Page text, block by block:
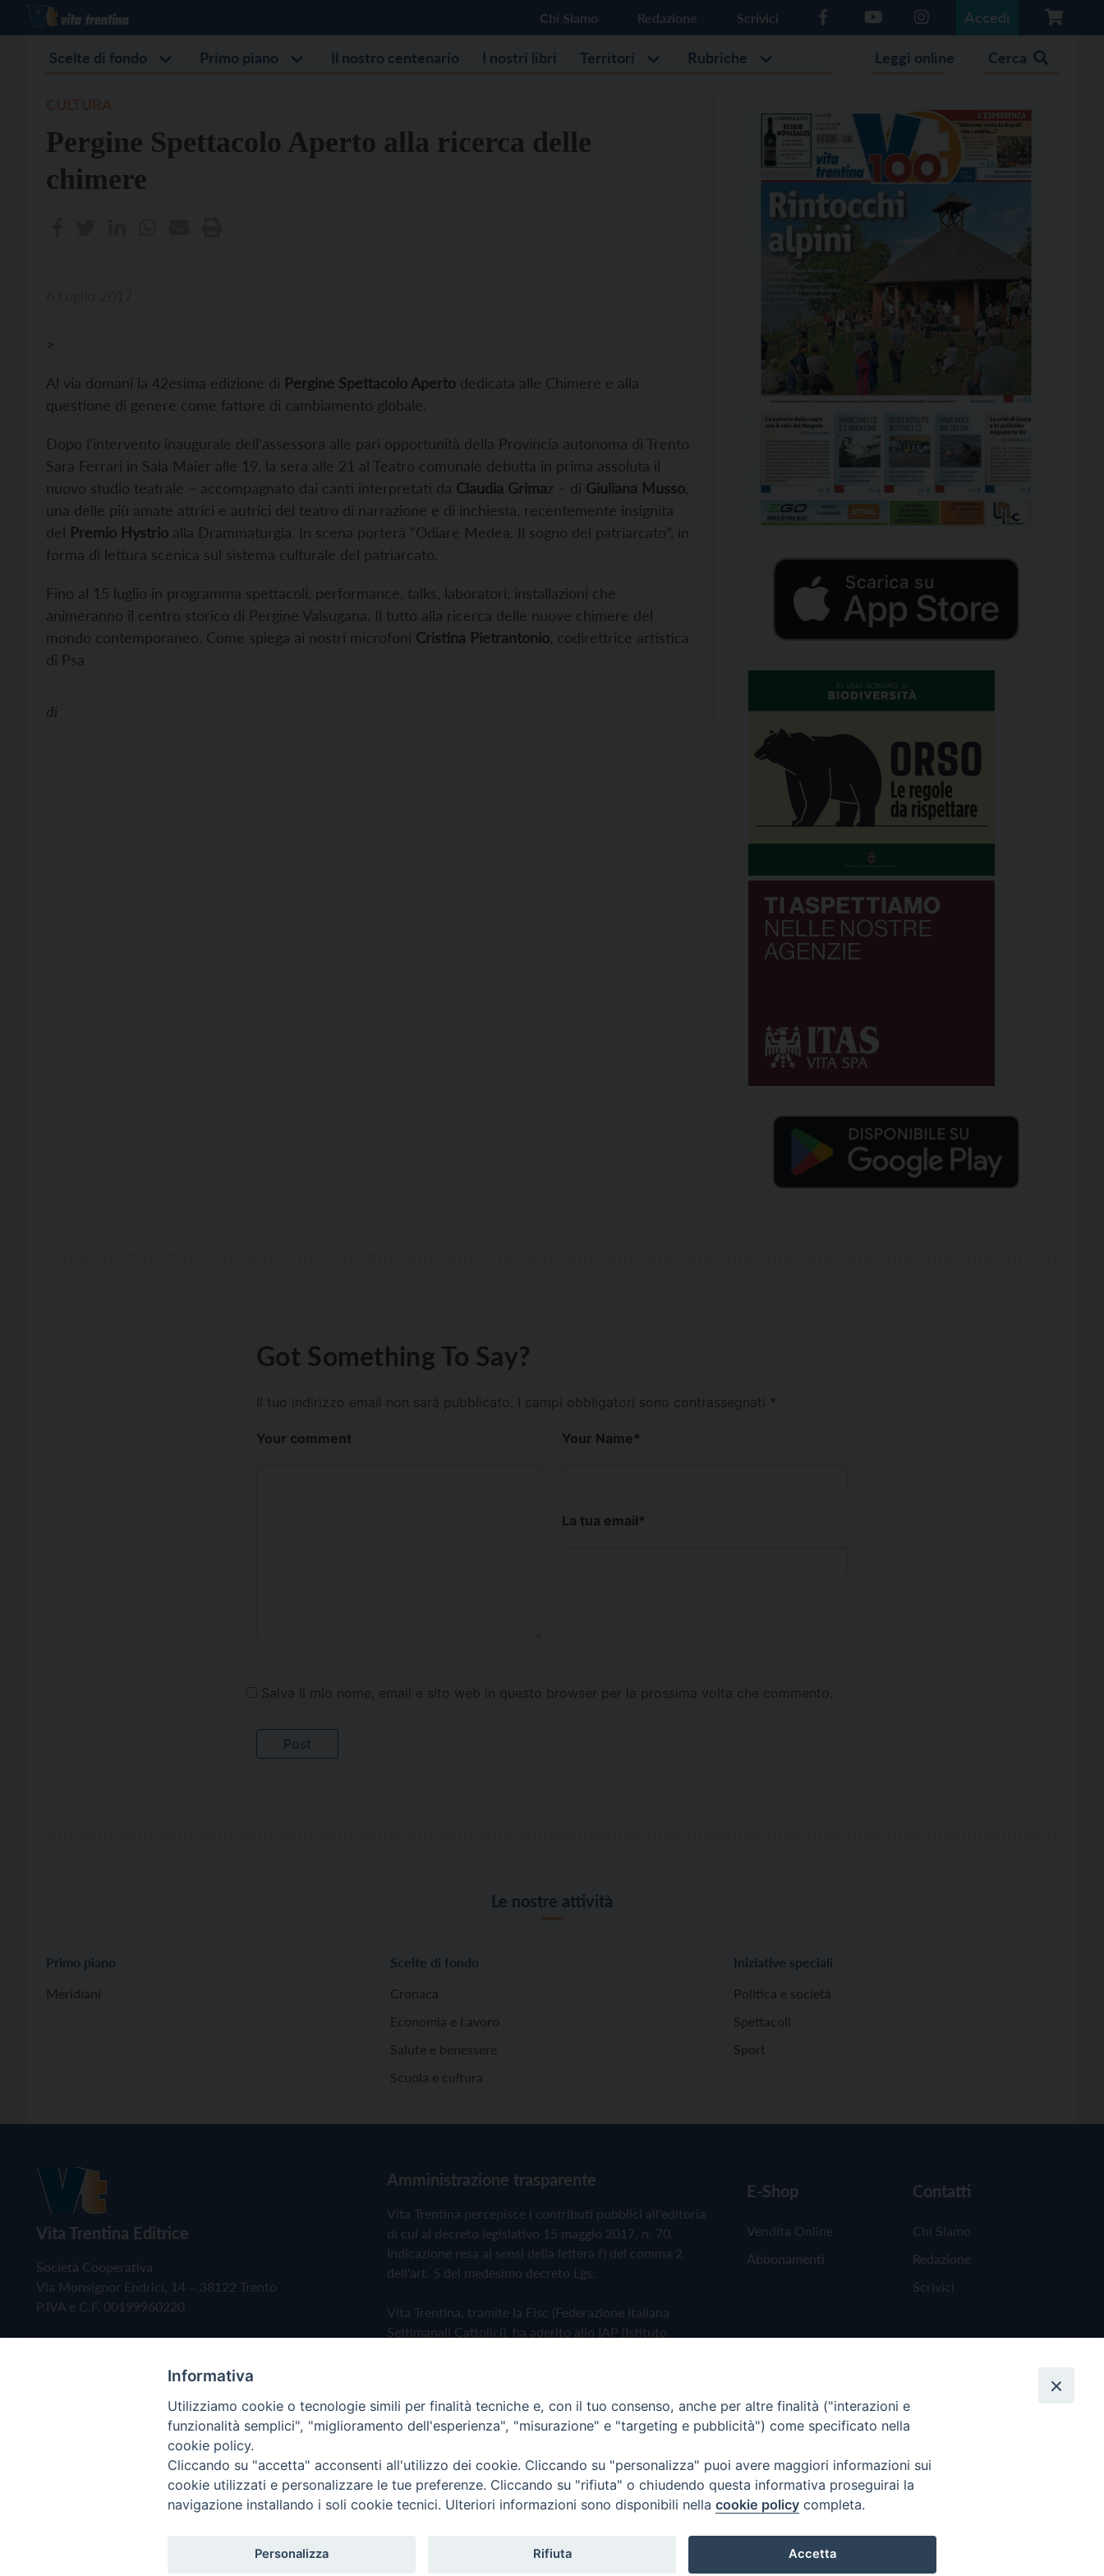
Chi Siamo Redazione Scrivici Accedi
Scelte di fondo Primo piano Il nostro centenario I nostri libri Territori Rubriche Leggi online Cerca
Pergine Spettacolo Aperto alla ricerca delle
chimere
>
Al via domani la 42esima edizione di Pergine Spettacolo Aperto dedicata alle Chimere e alla
questione di genere come fattore di cambiamento globale.
Dopo l’intervento inaugurale dell’assessora alle pari opportunità della Provincia autonoma di Trento
Sara Ferrari in Sala Maier alle 19, la sera alle 21 al Teatro comunale debutta in prima assoluta il
nuovo studio teatrale – accompagnato dai canti interpretati da Claudia Grimaz – di Giuliana Musso
una delle più amate attrici e autrici del teatro di narrazione e di inchiesta, recentemente insignita
del Premio Hystrio alla Drammaturgia. In scena porterà “Odiare Medea. Il sogno del patriarcato”, in
forma di lettura scenica sul sistema culturale del patriarcato.
Fino al 15 luglio in programma spettacoli, performance, talks, laboratori, installazioni che
animeranno il centro storico di Pergine Valsugana. Il tutto alla ricerca delle nuove chimere del
mondo contemporaneo. Come spiega ai nostri microfoni Cristina Pietrantonio , codirettrice artistica
di Psa
di
Got Something To Say?
Il tuo indirizzo email non sarà pubblicato. I campi obbligatori sono contrassegnati *
Your comment Your Name*
La tua email*
Salva il mio nome, email e sito web in questo browser per la prossima volta che commento.
Le nostre attività
Primo piano
Meridiani
Scelte di fondo
Cronaca
Economia e Lavoro
Salute e benessere
Scuola e cultura
Iniziative speciali
Politica e società
Spettacoli
Sport
Vita Trentina Editrice
Società Cooperativa
Via Monsignor Endrici, 14 – 38122 Trento
P.IVA e C.F. 00199960220
Amministrazione trasparente
Vita Trentina percepisce i contributi pubblici all'editoria
di cui al decreto legislativo 15 maggio 2017, n. 70.
Indicazione resa ai sensi della lettera f) del comma 2
dell'art. 5 del medesimo decreto Lgs.
Vita Trentina, tramite la Fisc (Federazione Italiana
Settimanali Cattolici), ha aderito allo IAP (Istituto
Privacy Policy Cookie Policy
E-Shop
Vendita Online
Abbonamenti
Contatti
Chi Siamo
Redazione
Scrivici
Copyright © 2019 - Tutti i diritti riservati - Vita Trentina Editrice
Informativa
Utilizziamo cookie o tecnologie simili per finalità tecniche e, con il tuo consenso, anche per altre finalità ("interazioni e
funzionalità semplici", "miglioramento dell'esperienza", "misurazione" e "targeting e pubblicità") come specificato nella
cookie policy.
Cliccando su "accetta" acconsenti all'utilizzo dei cookie. Cliccando su "personalizza" puoi avere maggiori informazioni sui
cookie utilizzati e personalizzare le tue preferenze. Cliccando su "rifiuta" o chiudendo questa informativa proseguirai la
navigazione installando i soli cookie tecnici. Ulteriori informazioni sono disponibili nella cookie policy completa.
Personalizza Rifiuta Accetta